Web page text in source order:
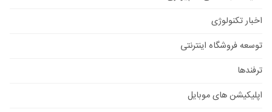
اخبار تکنولوژی
توسعه فروشگاه اینترنتی
ترفندها
اپلیکیشن های موبایل